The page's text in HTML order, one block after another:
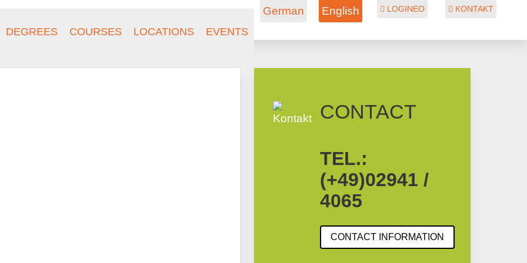
DEGREES COURSES LOCATIONS EVENTS
German English LOGINEO KONTAKT
CONTACT
TEL.:
(+49)02941 /
4065
CONTACT INFORMATION